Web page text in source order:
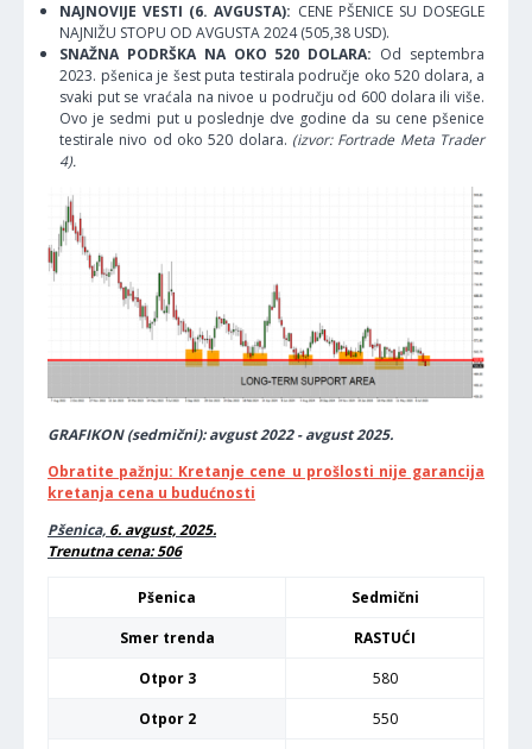
NAJNOVIJE VESTI (6. AVGUSTA): CENE PŠENICE SU DOSEGLE
NAJNIŽU STOPU OD AVGUSTA 2024 (505,38 USD).
SNAŽNA PODRŠKA NA OKO 520 DOLARA: Od septembra
2023. pšenica je šest puta testirala područje oko 520 dolara, a
svaki put se vraćala na nivoe u području od 600 dolara ili više.
Ovo je sedmi put u poslednje dve godine da su cene pšenice
testirale nivo od oko 520 dolara. (izvor: Fortrade Meta Trader
4).
GRAFIKON (sedmični): avgust 2022 - avgust 2025.
Obratite pažnju: Kretanje cene u prošlosti nije garancija
kretanja cena u budućnosti
Pšenica, 6. avgust, 2025.
Trenutna cena: 506
Pšenica
Sedmični
Smer trenda
RASTUĆI
Otpor 3
580
Otpor 2
550